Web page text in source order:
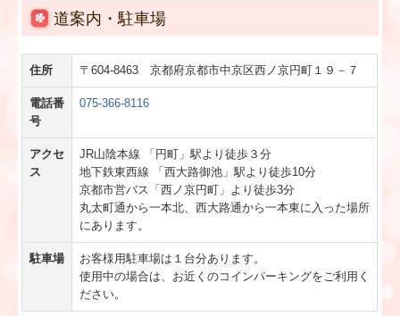
税務カレンダー
お知らせ
売り上げアップWebセミナー
永続起業を目指そう！
情報
道案内・駐車場
住所 〒604-8463 京都府京都市中京区西ノ京円町１９－７
電話番
号
075-366-8116
アクセ
ス
JR山陰本線 「円町」駅より徒歩３分
地下鉄東西線 「西大路御池」駅より徒歩10分
京都市営バス「西ノ京円町 」より徒歩3分
丸太町通から一本北、西大路通から一本東に入った場所
にあります。
駐車場
お客様用駐車場は１台分あります。
使用中の場合は、お近くのコインパーキングをご利用く
ださい。